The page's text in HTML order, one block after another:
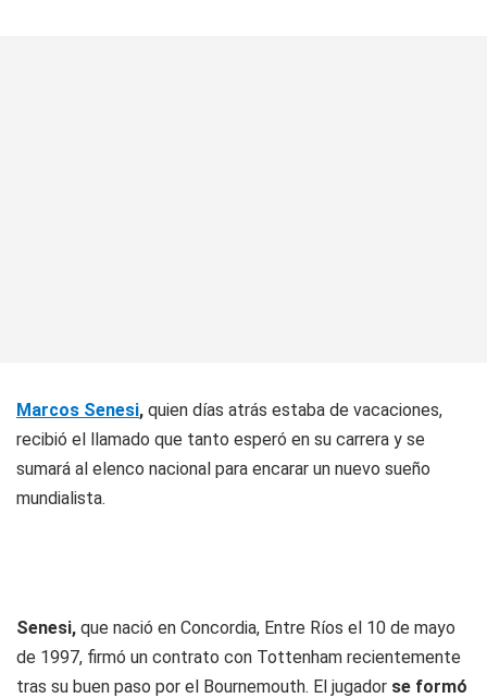
Marcos Senesi, quien días atrás estaba de vacaciones,
recibió el llamado que tanto esperó en su carrera y se
sumará al elenco nacional para encarar un nuevo sueño
mundialista.
Senesi, que nació en Concordia, Entre Ríos el 10 de mayo
de 1997, firmó un contrato con Tottenham recientemente
tras su buen paso por el Bournemouth. El jugador se formó